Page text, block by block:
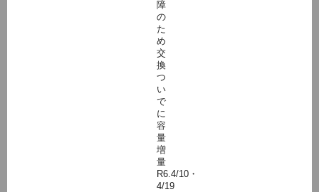
障
の
た
め
交
換
つ
い
で
に
容
量
増
量
R6.4/10・
4/19